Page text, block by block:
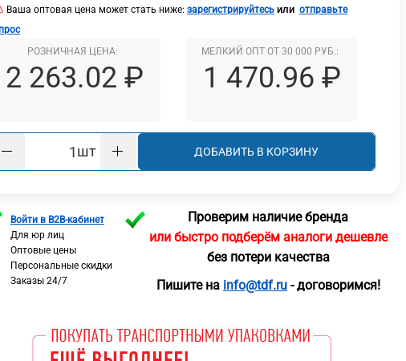
Ваша оптовая цена может стать ниже: зарегистрируйтесь или отправьте
РОЗНИЧНАЯ ЦЕНА:
2 263.02 ₽
МЕЛКИЙ ОПТ ОТ 30 000 РУБ.:
1 470.96 ₽
шт ДОБАВИТЬ В КОРЗИНУ
Войти в B2B-кабинет
Для юр лиц
Оптовые цены
Персональные скидки
Заказы 24/7
Проверим наличие бренда
или быстро подберём аналоги дешевле
без потери качества
Пишите на info@tdf.ru- договоримся!